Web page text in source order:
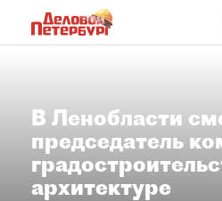
В Ленобласти
председатель
архитектуре